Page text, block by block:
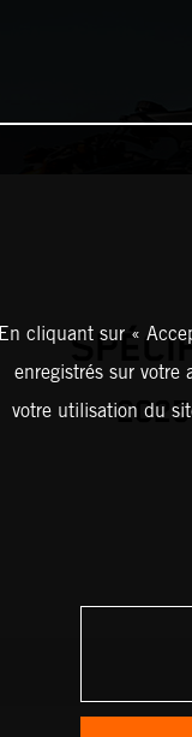
2025
En cliquant sur «
enregistrés sur votre
votre utilisation du